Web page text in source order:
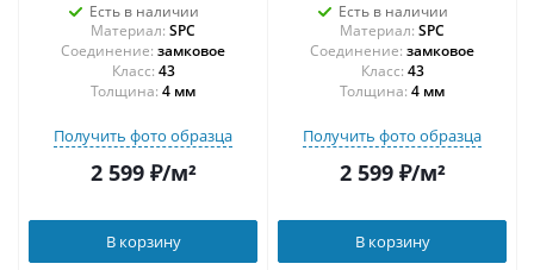
Есть в наличии
Материал: SPC
Соединение: замковое
43
Толщина: 4 мм
Получить фото образца
2 599₽/м²
В корзину
Есть в наличии
Материал: SPC
Соединение: замковое
43
Толщина: 4 мм
Получить фото образца
2 599₽/м²
В корзину